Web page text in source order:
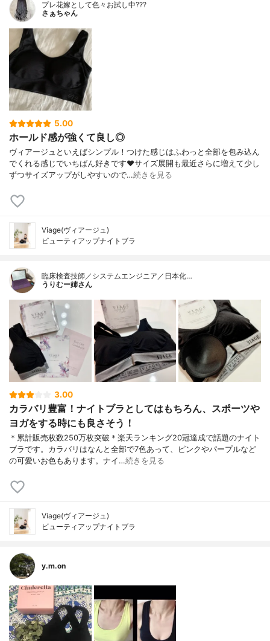
プレ花嫁として色々お試し中???
さぁちゃん
5.00
ホールド感が強くて良し◎
ヴィアージュといえばシンプル！つけた感じはふわっと全部を包み込ん
でくれる感じでいちばん好きです❤︎サイズ展開も最近さらに増えて少し
ずつサイズアップがしやすいので…続きを見る
Viage(ヴィアージュ)
ビューティアップナイトブラ
臨床検査技師／システムエンジニア／日本化…
うりむー姉さん
3.00
カラバリ豊富！ナイトブラとしてはもちろん、スポーツや
ヨガをする時にも良さそう！
＊累計販売枚数250万枚突破＊楽天ランキング20冠達成で話題のナイト
ブラです。カラバリはなんと全部で7色あって、ピンクやパープルなど
の可愛いお色もあります。ナイ…続きを見る
Viage(ヴィアージュ)
ビューティアップナイトブラ
y.m.on